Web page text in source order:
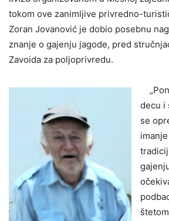
tokom ove zanimljive privredno-
Zoran Jovanović je dobio posebnu
znanje o gajenju jagode, pred
Zavoida za poljoprivredu.
decu i
se